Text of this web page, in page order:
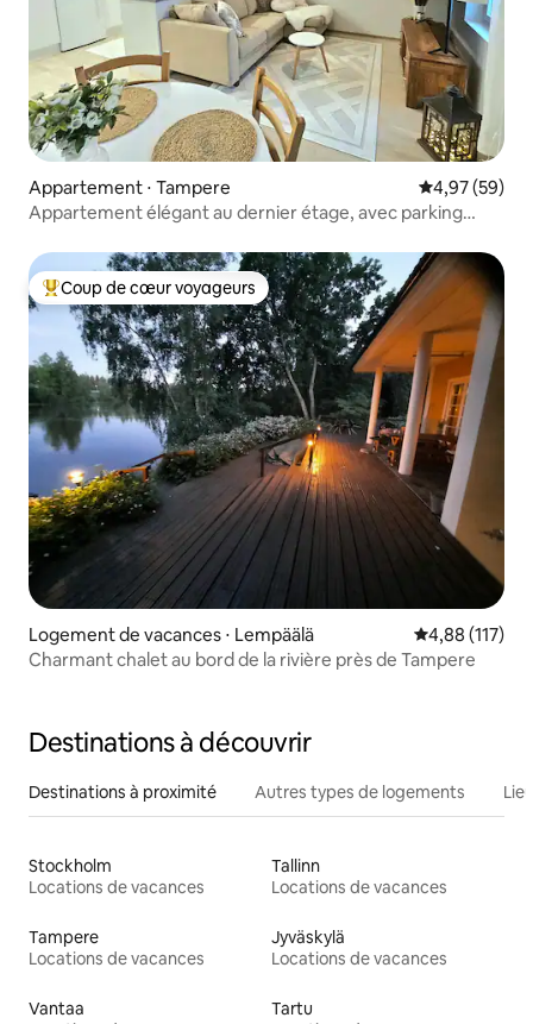
Appartement ⋅ Tampere Évaluation
4,97 (59)
Appartement élégant au dernier étage, avec parking
Coups de cœur voyageurs les plus appréciés
Coup de cœur voyageurs
Logement de vacances ⋅ Lempäälä Évaluation
4,88 (117)
Charmant chalet au bord de la rivière près de Tampere
Destinations à découvrir
Destinations à proximité Autres types de logements
Stockholm
Locations de vacances
Tallinn
Locations de vacances
Tampere
Locations de vacances
Jyväskylä
Locations de vacances
Vantaa
Tartu